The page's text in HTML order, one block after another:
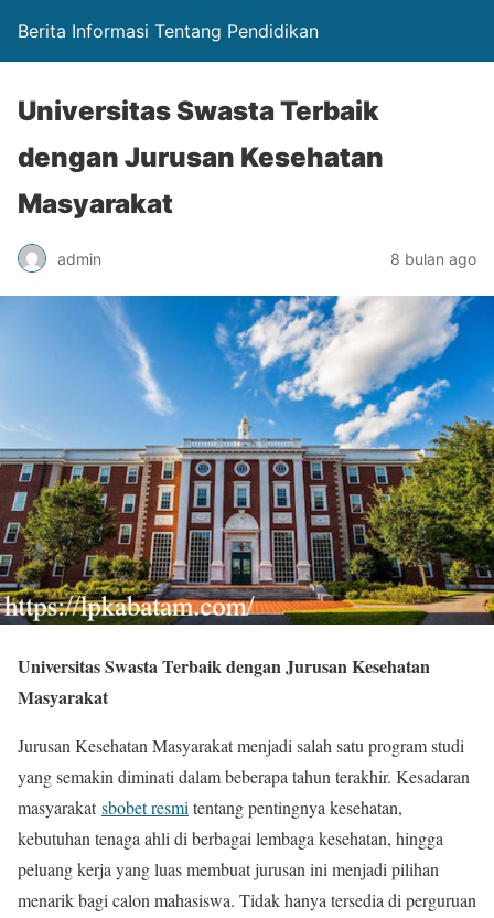
Berita Informasi Tentang Pendidikan
Universitas Swasta Terbaik
dengan Jurusan Kesehatan
Masyarakat
admin 8 bulan ago
Universitas Swasta Terbaik dengan Jurusan Kesehatan
Masyarakat
Jurusan Kesehatan Masyarakat menjadi salah satu program studi
yang semakin diminati dalam beberapa tahun terakhir. Kesadaran
masyarakatsbobet resmi tentang pentingnya kesehatan,
kebutuhan tenaga ahli di berbagai lembaga kesehatan, hingga
peluang kerja yang luas membuat jurusan ini menjadi pilihan
menarik bagi calon mahasiswa. Tidak hanya tersedia di perguruan